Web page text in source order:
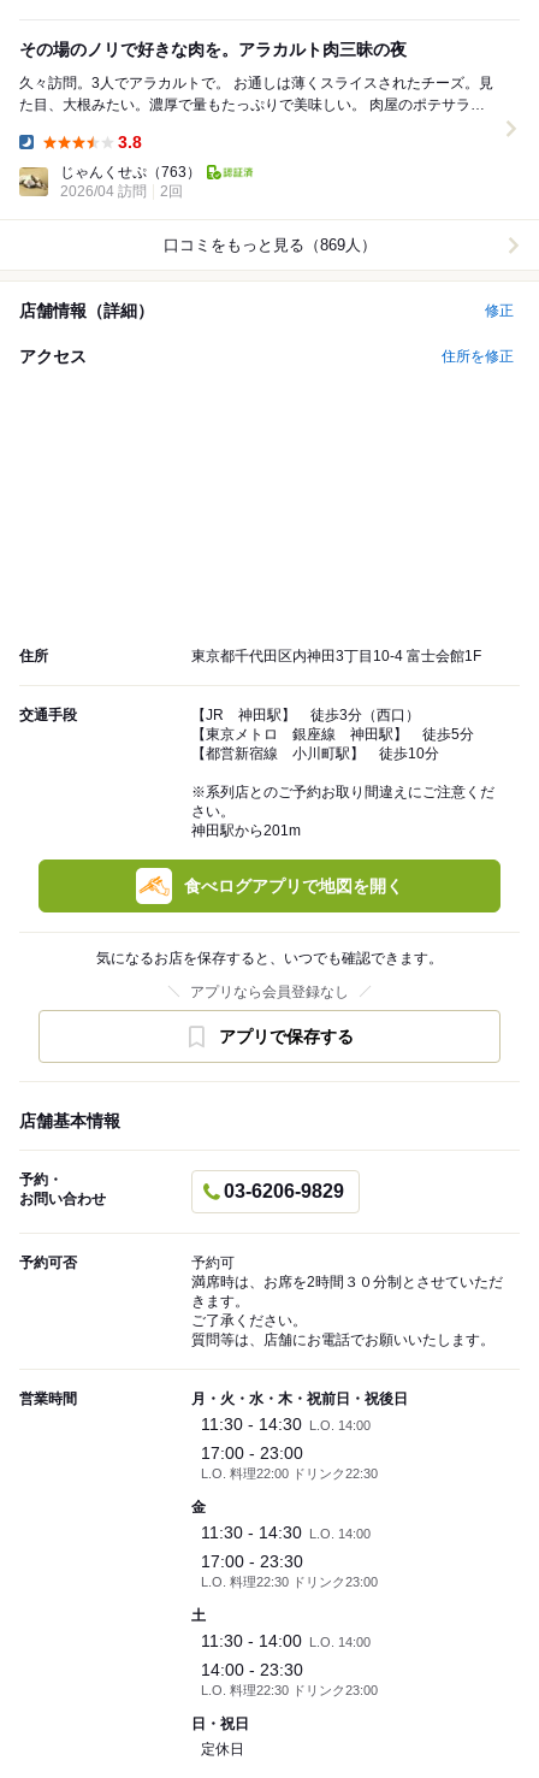
その場のノリで好きな肉を。アラカルト肉三昧の夜
久々訪問。3人でアラカルトで。 お通しは薄くスライスされたチーズ。見
た目、大根みたい。濃厚で量もたっぷりで美味しい。 肉屋のポテサラは
3.8
じゃんくせぷ （763）
2026/04 訪問
2回
口コミをもっと見る（869人）
店舗情報（詳細） 修正
アクセス 住所を修正
住所 東京都千代田区内神田3丁目10-4 富士会館1F
交通手段
【JR 神田駅】 徒歩3分（西口）
【東京メトロ 銀座線 神田駅】 徒歩5分
【都営新宿線 小川町駅】 徒歩10分
※系列店とのご予約お取り間違えにご注意くだ
さい。
神田駅から201m
食べログアプリで地図を開く
気になるお店を保存すると、いつでも確認できます。
アプリなら会員登録なし
アプリで保存する
店舗基本情報
予約・
お問い合わせ
03-6206-9829
予約可否
予約可
満席時は、お席を2時間３０分制とさせていただ
きます。
ご了承ください。
質問等は、店舗にお電話でお願いいたします。
営業時間 月・火・水・木・祝前日・祝後日
11:30 - 14:30 L.O. 14:00
17:00 - 23:00
L.O. 料理22:00 ドリンク22:30
金
11:30 - 14:30 L.O. 14:00
17:00 - 23:30
L.O. 料理22:30 ドリンク23:00
土
11:30 - 14:00 L.O. 14:00
14:00 - 23:30
L.O. 料理22:30 ドリンク23:00
日・祝日
定休日